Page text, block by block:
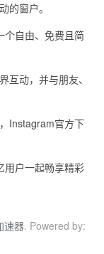
的窗户。
自由、免费且简
动，并与朋友、
Instagram官方下
户一起畅享精彩
速器. Powered by: